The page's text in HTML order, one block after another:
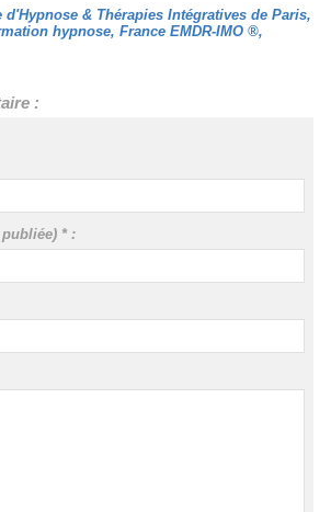
d'Hypnose & Thérapies Intégratives de Paris,
hypnose, France EMDR-IMO ®,
:
* :